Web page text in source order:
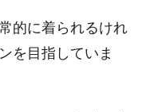
的に着られるけれ
を目指していま